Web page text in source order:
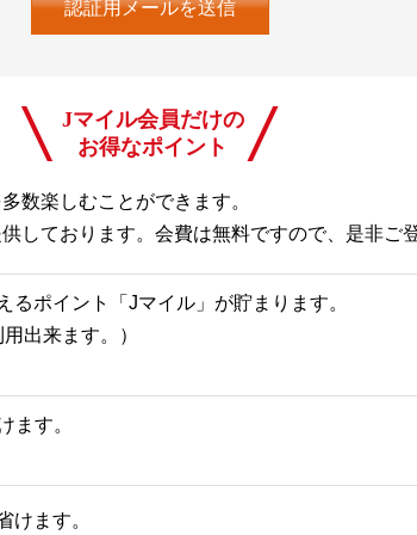
Jマイル会員だけの
お得なポイント
数楽しむことができます。
しております。会費は無料ですので、是非ご
ポイント「Jマイル」が貯まります。
出来ます。）
ます。
けます。